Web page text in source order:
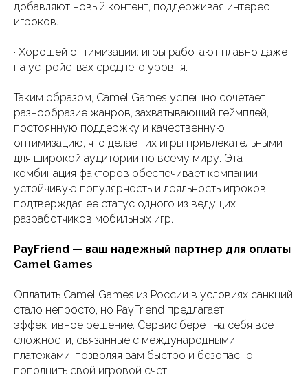
добавляют новый контент, поддерживая интерес
игроков.
· Хорошей оптимизации: игры работают плавно даже
на устройствах среднего уровня.
Таким образом, Camel Games успешно сочетает
разнообразие жанров, захватывающий геймплей,
постоянную поддержку и качественную
оптимизацию, что делает их игры привлекательными
для широкой аудитории по всему миру. Эта
комбинация факторов обеспечивает компании
устойчивую популярность и лояльность игроков,
подтверждая ее статус одного из ведущих
разработчиков мобильных игр.
PayFriend — ваш надежный партнер для оплаты
Camel Games
Оплатить Camel Games из России в условиях санкций
стало непросто, но PayFriend предлагает
эффективное решение. Сервис берет на себя все
сложности, связанные с международными
платежами, позволяя вам быстро и безопасно
пополнить свой игровой счет.